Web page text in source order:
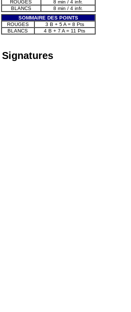
ROUGES
8 min / 4 infr.
BLANCS
8 min / 4 infr.
SOMMAIRE DES POINTS
ROUGES
3 B + 5 A = 8 Pts
BLANCS
4 B + 7 A = 11 Pts
Signatures